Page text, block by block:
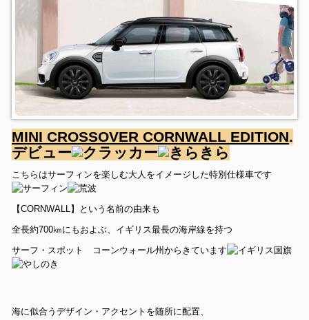
MINI CROSSOVER CORNWALL EDITION.
デビュー
こちらはサーフィンを楽しむ大人をイメージした特別仕様車です
【CORNWALL】という名前の由来も
全長約700㎞にもおよぶ、イギリス最長の海岸線を持つ
サーフ・スポット コーンウォール州からきています
海に似合うデザイン・アクセントを随所に配置、